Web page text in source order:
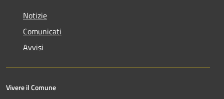
Notizie
Comunicati
Avvisi
Vivere il Comune